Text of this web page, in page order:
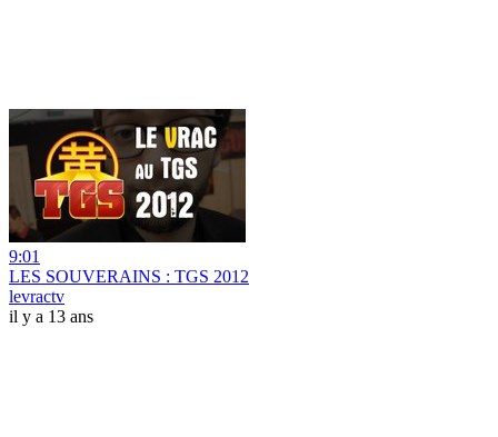
9:01
LES SOUVERAINS : TGS 2012
levractv
il y a 13 ans